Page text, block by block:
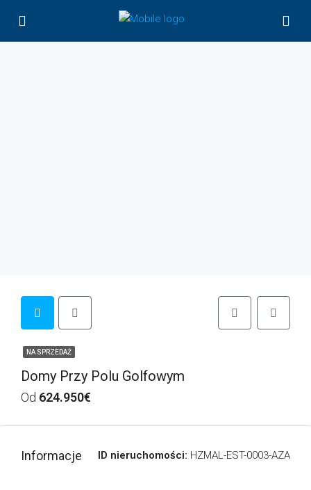
NA SPRZEDAŻ
Domy Przy Polu Golfowym
Od 624.950€
Informacje ID nieruchomości: HZMAL-EST-0003-AZA